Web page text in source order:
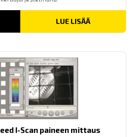
LUE LISÄÄ
I-Scan paineen mittaus